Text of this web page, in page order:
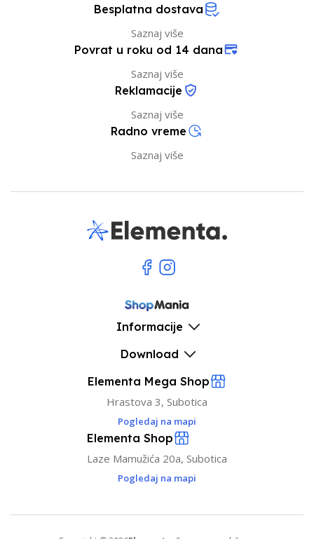
Besplatna dostava
Saznaj više
Povrat u roku od 14 dana
Saznaj više
Reklamacije
Saznaj više
Radno vreme
Saznaj više
Informacije
Download
Elementa Mega Shop
Hrastova 3, Subotica
Pogledaj na mapi
Elementa Shop
Laze Mamužića 20a, Subotica
Pogledaj na mapi